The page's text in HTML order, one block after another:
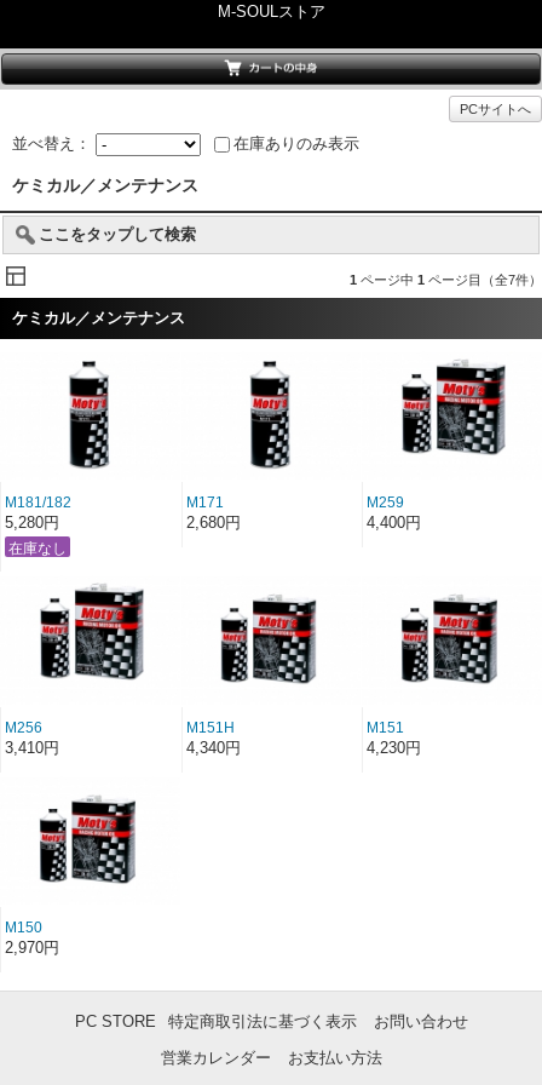
M-SOULストア
PCサイトへ
並べ替え： 在庫ありのみ表示
ケミカル／メンテナンス
ここをタップして検索
1 ページ中 1 ページ目（全7件）
ケミカル／メンテナンス
M181/182
5,280円
M171
2,680円
M259
4,400円
M256
3,410円
M151H
4,340円
M151
4,230円
M150
2,970円
PC STORE 特定商取引法に基づく表示
お問い合わせ
営業カレンダー
お支払い方法